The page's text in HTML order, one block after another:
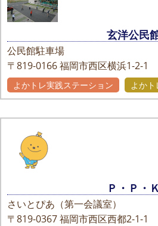
玄洋公民
公民館駐車場
〒819-0166福岡市西区横浜1-2-1
よかトレ実践ステーション よかト
Ｐ・Ｐ・Ｋ
さいとぴあ（第一会議室）
〒819-0367福岡市西区西都2-1-1